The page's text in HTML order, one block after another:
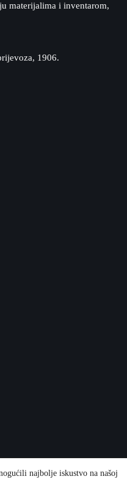
materijalima i inventarom,
1906.
najbolje iskustvo na našoj